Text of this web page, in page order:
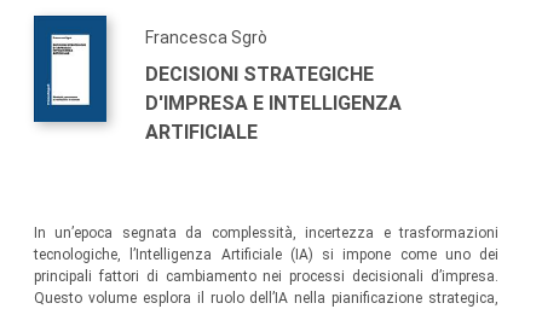
Francesca Sgrò
DECISIONI STRATEGICHE
D'IMPRESA E INTELLIGENZA
ARTIFICIALE
In un’epoca segnata da complessità, incertezza e trasformazioni
tecnologiche, l’Intelligenza Artificiale (IA) si impone come uno dei
principali fattori di cambiamento nei processi decisionali d’impresa.
Questo volume esplora il ruolo dell’IA nella pianificazione strategica,